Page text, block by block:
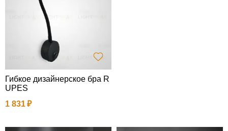
Гибкое дизайнерское бра R
UPES
1 831